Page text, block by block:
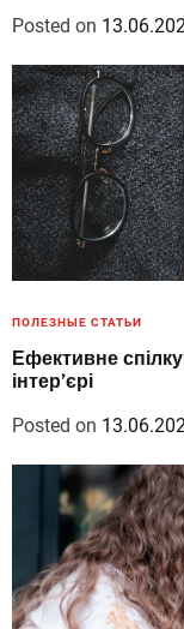
Posted on
ПОЛЕЗНЫЕ СТАТЬИ
Ефективне
інтер’єрі
Posted on